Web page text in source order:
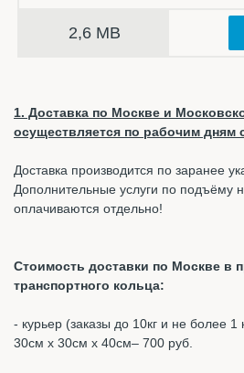
2,6 MB
1. Доставка по Москве и
осуществляется по рабочим дням
Доставка производится по заранее
Дополнительные услуги по подъёму
оплачиваются отдельно!
Стоимость доставки по Москве в
транспортного кольца:
- курьер (заказы до 10кг и не более 1
30см х 30см х 40см– 700 руб.